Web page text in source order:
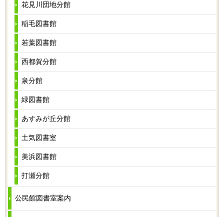
花見川団地分館
稲毛図書館
若葉図書館
西都賀分館
泉分館
緑図書館
あすみが丘分館
土気図書室
美浜図書館
打瀬分館
公民館図書室案内